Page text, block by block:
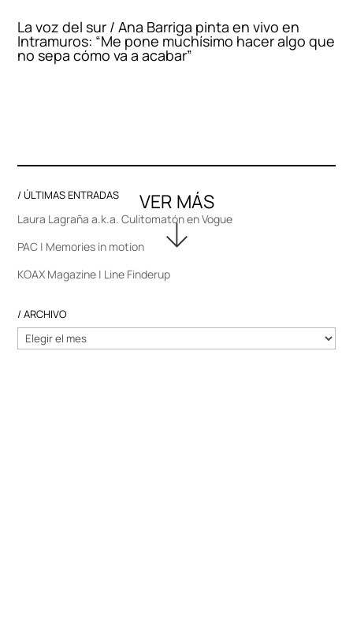
La voz del sur / Ana Barriga pinta en vivo en
Intramuros: “Me pone muchísimo hacer algo que
no sepa cómo va a acabar”
/ ÚLTIMAS ENTRADAS
Laura Lagraña a.k.a. Culitomatón en Vogue
PAC | Memories in motion
KOAX Magazine | Line Finderup
/ ARCHIVO